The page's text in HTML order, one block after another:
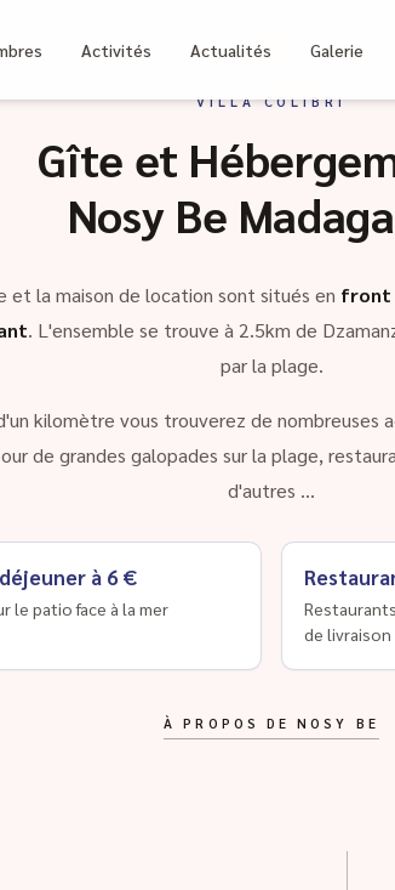
Activités Actualités Galerie
VILLA COLIBRI
Gîte et
Nosy Be
et la maison de location sont situés en front
. L'ensemble se trouve à 2.5km de
par la plage.
kilomètre vous trouverez de nombreuses
de grandes galopades sur la plage,
d'autres …
à 6 €
le patio face à la mer
de livraison
À PROPOS DE NOSY BE